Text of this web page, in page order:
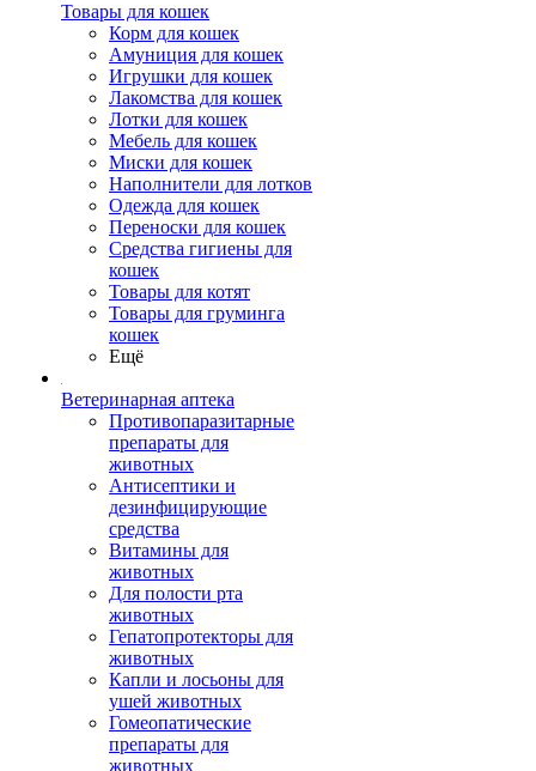
Товары для кошек
Корм для кошек
Амуниция для кошек
Игрушки для кошек
Лакомства для кошек
Лотки для кошек
Мебель для кошек
Миски для кошек
Наполнители для лотков
Одежда для кошек
Переноски для кошек
Средства гигиены для
кошек
Товары для котят
Товары для груминга
кошек
Ещё
Ветеринарная аптека
Противопаразитарные
препараты для
животных
Антисептики и
дезинфицирующие
средства
Витамины для
животных
Для полости рта
животных
Гепатопротекторы для
животных
Капли и лосьоны для
ушей животных
Гомеопатические
препараты для
животных